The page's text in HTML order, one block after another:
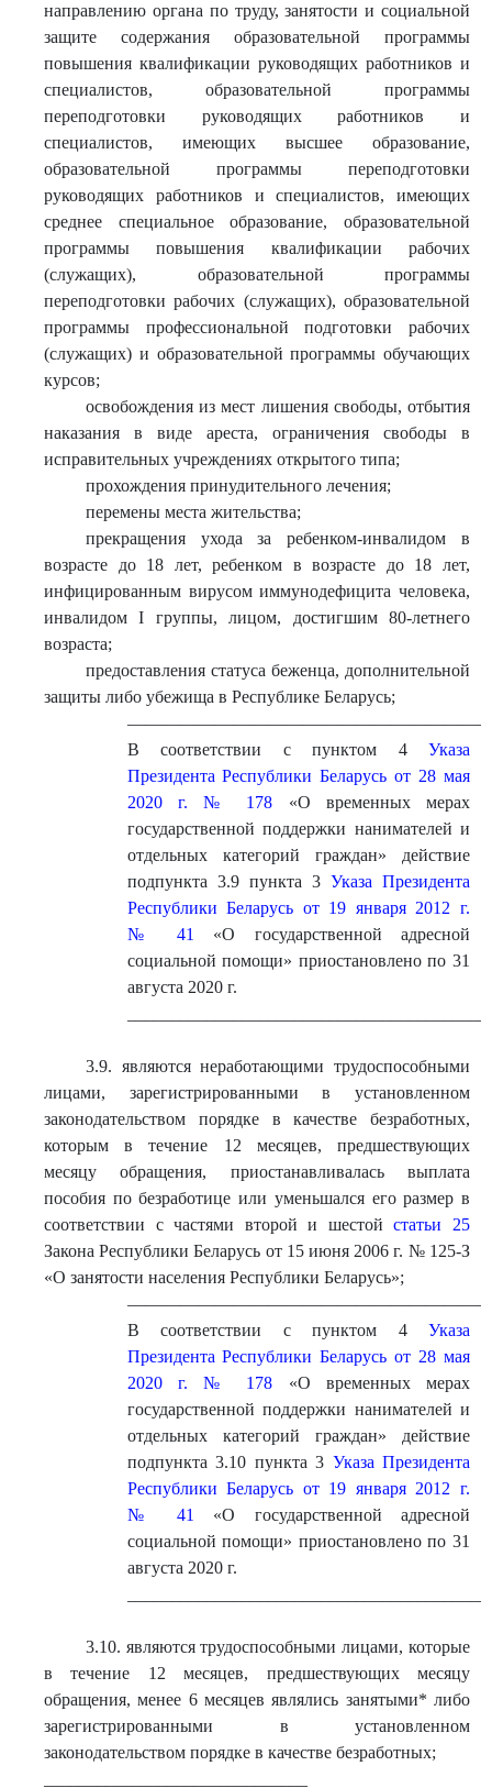
направлению органа по труду, занятости и социальной
защите содержания образовательной программы
повышения квалификации руководящих работников и
специалистов, образовательной программы
переподготовки руководящих работников и
специалистов, имеющих высшее образование,
образовательной программы переподготовки
руководящих работников и специалистов, имеющих
среднее специальное образование, образовательной
программы повышения квалификации рабочих
(служащих), образовательной программы
переподготовки рабочих (служащих), образовательной
программы профессиональной подготовки рабочих
(служащих) и образовательной программы обучающих
курсов;
освобождения из мест лишения свободы, отбытия
наказания в виде ареста, ограничения свободы в
исправительных учреждениях открытого типа;
прохождения принудительного лечения;
перемены места жительства;
прекращения ухода за ребенком-инвалидом в
возрасте до 18 лет, ребенком в возрасте до 18 лет,
инфицированным вирусом иммунодефицита человека,
инвалидом I группы, лицом, достигшим 80-летнего
возраста;
предоставления статуса беженца, дополнительной
защиты либо убежища в Республике Беларусь;
В соответствии с пунктом 4 Указа
Президента Республики Беларусь от 28 мая
2020 г. № 178 «О временных мерах
государственной поддержки нанимателей и
отдельных категорий граждан» действие
подпункта 3.9 пункта 3 Указа Президента
Республики Беларусь от 19 января 2012 г.
№ 41
«О государственной адресной
социальной помощи» приостановлено по 31
августа 2020 г.
3.9. являются неработающими трудоспособными
лицами, зарегистрированными в установленном
законодательством порядке в качестве безработных,
которым в течение 12 месяцев, предшествующих
месяцу обращения, приостанавливалась выплата
пособия по безработице или уменьшался его размер в
соответствии с частями второй и шестойстатьи 25
Закона Республики Беларусь от 15 июня 2006 г. № 125-З
«О занятости населения Республики Беларусь»;
В соответствии с пунктом 4 Указа
Президента Республики Беларусь от 28 мая
2020 г. № 178 «О временных мерах
государственной поддержки нанимателей и
отдельных категорий граждан» действие
подпункта 3.10 пункта 3 Указа Президента
Республики Беларусь от 19 января 2012 г.
№ 41
«О государственной адресной
социальной помощи» приостановлено по 31
августа 2020 г.
3.10. являются трудоспособными лицами, которые
в течение 12 месяцев, предшествующих месяцу
обращения, менее 6 месяцев являлись занятыми* либо
зарегистрированными в установленном
законодательством порядке в качестве безработных;